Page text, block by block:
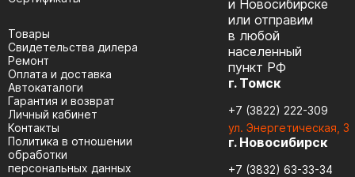
Товары
Cвидетельства дилера
Ремонт
Оплата и доставка
Автокаталоги
Гарантия и возврат
Личный кабинет
Контакты
Политика в отношении
обработки
персональных данных
и Новосибирске
или отправим
в любой
населенный
пункт РФ
г. Томск
+7 (3822) 222-309
ул. Энергетическая, 3
г. Новосибирск
+7 (3832) 63-33-34